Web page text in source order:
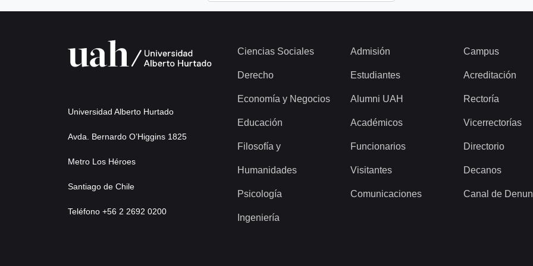
Universidad Alberto Hurtado
Avda. Bernardo O’Higgins 1825
Metro Los Héroes
Santiago de Chile
Teléfono +56 2 2692 0200
Ciencias Sociales
Derecho
Economía y Negocios
Educación
Filosofía y
Humanidades
Psicología
Ingeniería
Admisión
Estudiantes
Alumni UAH
Académicos
Funcionarios
Visitantes
Comunicaciones
Campus
Acreditación
Rectoría
Vicerrectorías
Directorio
Decanos
Canal de